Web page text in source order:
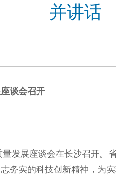
并讲话
谈会召开
展座谈会在长沙召开。
务实的科技创新精神，为